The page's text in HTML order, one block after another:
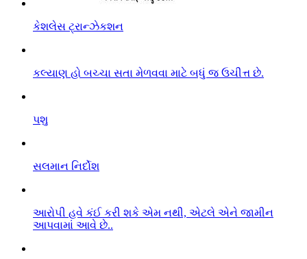
કેશલેસ ટ્રાન્ઝેકશન
કલ્યાણ હો બચ્ચા સતા મેળવવા માટે બધું જ ઉચીત્ત છે.
પશુ
સલમાન નિર્દોશ
આરો૫ી હવે કંઈ કરી શકે એમ નથી, એટલે એને જામીન
આપવામાં આવે છે..